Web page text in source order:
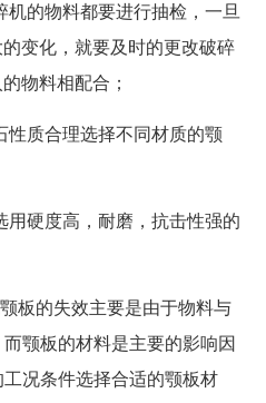
机的物料都要进行抽检，一旦
变化，就要及时的更改破碎
物料相配合；
性质合理选择不同材质的颚
用硬度高，耐磨，抗击性强的
板的失效主要是由于物料与
颚板的材料是主要的影响因
况条件选择合适的颚板材